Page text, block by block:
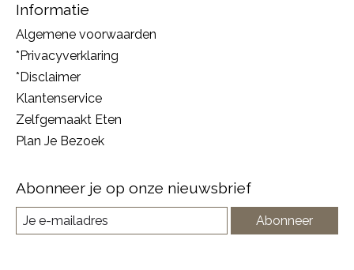
Informatie
Algemene voorwaarden
*Privacyverklaring
*Disclaimer
Klantenservice
Zelfgemaakt Eten
Plan Je Bezoek
Abonneer je op onze nieuwsbrief
Abonneer